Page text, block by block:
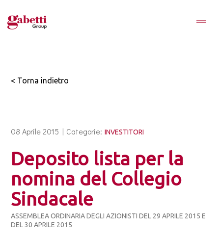
< Torna indietro
08 Aprile 2015 | Categorie: INVESTITORI
Deposito lista per la
nomina del Collegio
Sindacale
ASSEMBLEA ORDINARIA DEGLI AZIONISTI DEL 29 APRILE 2015 E
DEL 30 APRILE 2015